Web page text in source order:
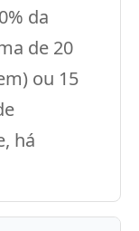
da
de 20
ou 15
há